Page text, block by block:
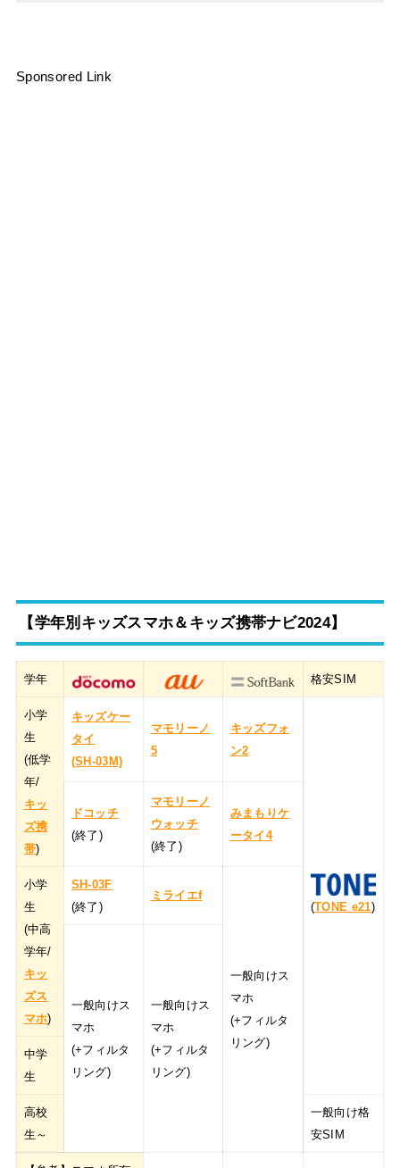
Sponsored Link
【学年別キッズスマホ＆キッズ携帯ナビ2024】
学年 格安SIM
小学
生
(低学
年/
キッ
ズ携
帯)
キッズケー
タイ
(SH-03M)
マモリーノ
5
キッズフォ
ン2
(TONE e21)
ドコッチ
(終了)
マモリーノ
ウォッチ
(終了)
みまもりケ
ータイ4
小学
生
(中高
学年/
キッ
ズス
マホ)
SH-03F
(終了)
ミライエf
一般向けス
マホ
(+フィルタ
リング)
一般向けス
マホ
(+フィルタ
リング)
一般向けス
マホ
(+フィルタ
リング)
中学
生
高校
生～
一般向け格
安SIM